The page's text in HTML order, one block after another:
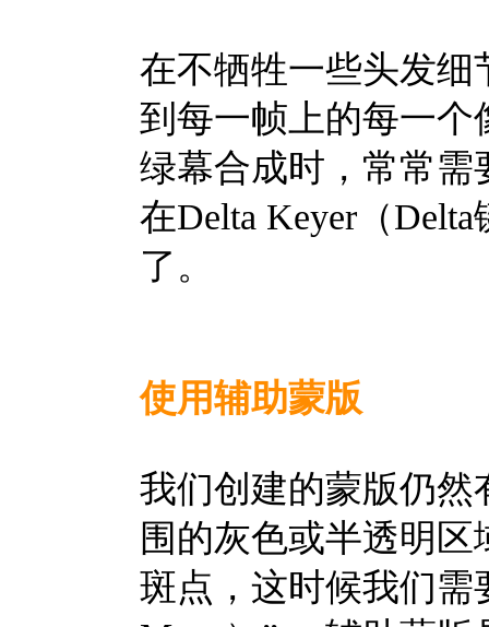
在不牺牲一些头发
到每一帧上的每一
绿幕合成时，常常
在Delta Keyer（
了。
使用辅助蒙版
我们创建的蒙版仍
围的灰色或半透明
斑点，这时候我们需